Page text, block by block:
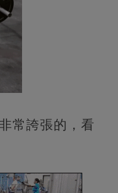
常誇張的，看